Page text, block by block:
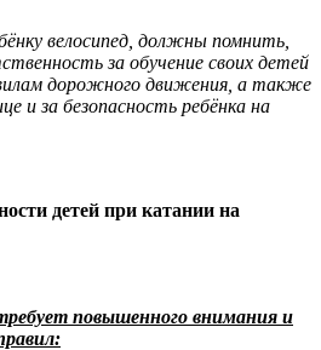
велосипед, должны помнить,
за обучение своих детей
дорожного движения, а также
и за безопасность ребёнка на
детей при катании на
повышенного внимания и